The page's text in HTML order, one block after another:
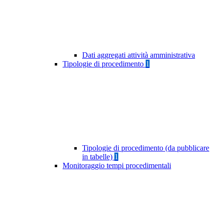
Dati aggregati attività amministrativa
Tipologie di procedimento 1
Tipologie di procedimento (da pubblicare
in tabelle) 1
Monitoraggio tempi procedimentali